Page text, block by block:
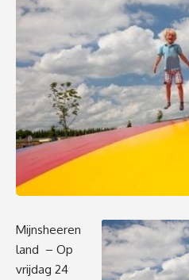
Mijnsheeren
land – Op
vrijdag 24